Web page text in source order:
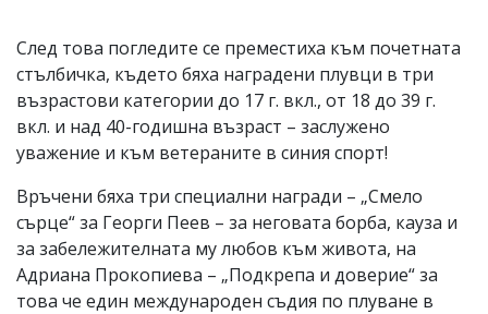
След това погледите се преместиха към почетната
стълбичка, където бяха наградени плувци в три
възрастови категории до 17 г. вкл., от 18 до 39 г.
вкл. и над 40-годишна възраст – заслужено
уважение и към ветераните в синия спорт!
Връчени бяха три специални награди – „Смело
сърце“ за Георги Пеев – за неговата борба, кауза и
за забележителната му любов към живота, на
Адриана Прокопиева – „Подкрепа и доверие“ за
това че един международен съдия по плуване в